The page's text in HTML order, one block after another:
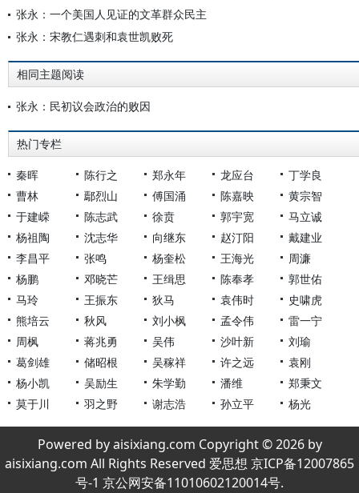
张永：一个美国人见证的文革群众民主
张永：宋教仁遇刺和袁世凯败死
相同主题阅读
张永：民初议会政治的败因
热门专栏
秦晖 陈行之 郑永年 龙应台
丁学良
曹林
鄢烈山 傅国涌 陈嘉映
黄宗智
于建嵘
陈志武 徐贲 郭宇宽
马立诚
杨祖陶
沈志华 向继东 赵汀阳
戴建业
李昌平
张鸣 杨奎松 王海光
周濂
杨鹏
邓晓芒 王缉思 陈奉孝
郭世佑
马玲
王振东 狄马 袁伟时
史啸虎
熊培云
秋风 刘小枫 孟令伟
雷一宁
周枫
蒋兆勇 吴伟 沙叶新
刘瑜
葛剑雄
储昭根 吴稼祥 许之远
袁刚
杨小凯
吴励生 朱学勤 潘维
郑秉文
莫于川
羽之野 谢志浩 孙立平 杨光
Powered by aisixiang.com Copyright © 2026 by
aisixiang.com All Rights Reserved 爱思想 京ICP备12007865
号-1 京公网安备11010602120014号.